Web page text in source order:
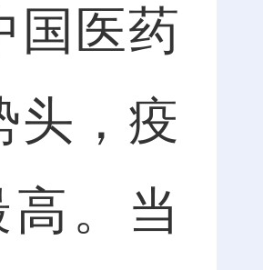
国医药
头，疫
。当